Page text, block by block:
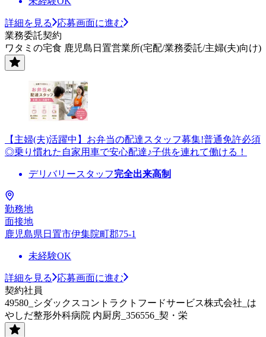
詳細を見る
応募画面に進む
業務委託契約
ワタミの宅食 鹿児島日置営業所(宅配/業務委託/主婦(夫)向け)
【主婦(夫)活躍中】お弁当の配達スタッフ募集!普通免許必須
◎乗り慣れた自家用車で安心配達♪子供を連れて働ける！
デリバリースタッフ完全出来高制
勤務地
面接地
鹿児島県日置市伊集院町郡75-1
未経験OK
詳細を見る
応募画面に進む
契約社員
49580_シダックスコントラクトフードサービス株式会社_は
やしだ整形外科病院 内厨房_356556_契・栄